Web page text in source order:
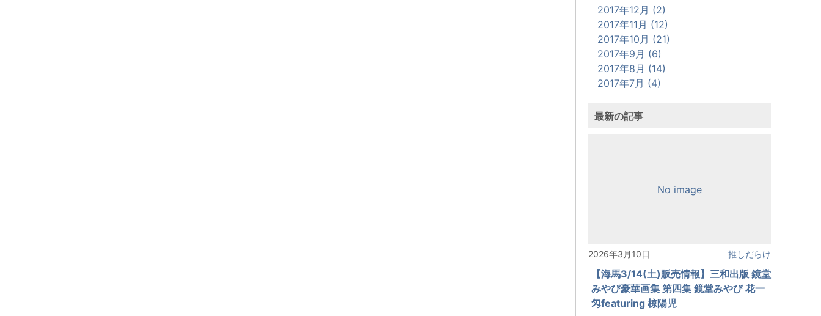
2017年12月 (2)
2017年11月 (12)
2017年10月 (21)
2017年9月 (6)
2017年8月 (14)
2017年7月 (4)
最新の記事
No image
2026年3月10日 推しだらけ
【海馬3/14(土)販売情報】三和出版 鏡堂
みやび豪華画集 第四集 鏡堂みやび 花一
匁featuring 椋陽児